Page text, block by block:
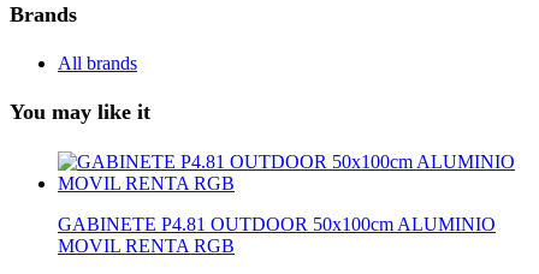
Brands
All brands
You may like it
GABINETE P4.81 OUTDOOR 50x100cm ALUMINIO
MOVIL RENTA RGB